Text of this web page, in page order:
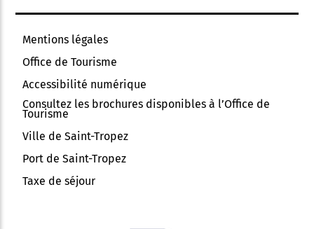
Mentions légales
Office de Tourisme
Accessibilité numérique
Consultez les brochures disponibles à l’Office de
Tourisme
Ville de Saint-Tropez
Port de Saint-Tropez
Taxe de séjour